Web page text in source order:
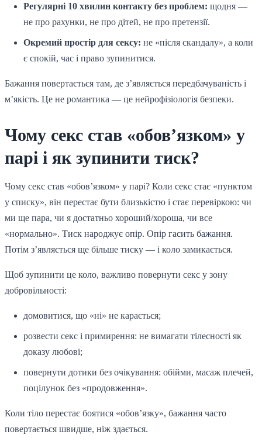
Регулярні 10 хвилин контакту без проблем: щодня —
не про рахунки, не про дітей, не про претензії.
Окремий простір для сексу: не «після скандалу», а коли
є спокій, час і право зупинитися.
Бажання повертається там, де з’являється передбачуваність і
м’якість. Це не романтика — це нейрофізіологія безпеки.
Чому секс став «обов’язком» у
парі і як зупинити тиск?
Чому секс став «обов’язком» у парі? Коли секс стає «пунктом
у списку», він перестає бути близькістю і стає перевіркою: чи
ми ще пара, чи я достатньо хороший/хороша, чи все
«нормально». Тиск народжує опір. Опір гасить бажання.
Потім з’являється ще більше тиску — і коло замикається.
Щоб зупинити це коло, важливо повернути секс у зону
добровільності:
домовитися, що «ні» не карається;
розвести секс і примирення: не вимагати тілесності як
доказу любові;
повернути дотики без очікування: обійми, масаж плечей,
поцілунок без «продовження».
Коли тіло перестає боятися «обов’язку», бажання часто
повертається швидше, ніж здається.